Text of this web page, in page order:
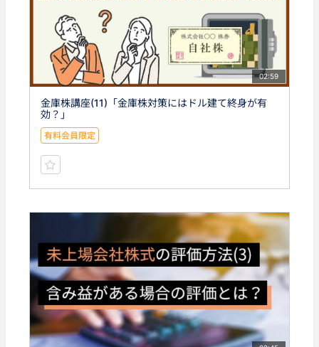
02:59
金庫株講座(11)「金庫株対策にはドル建て終身が有
効？」
有料会員限定